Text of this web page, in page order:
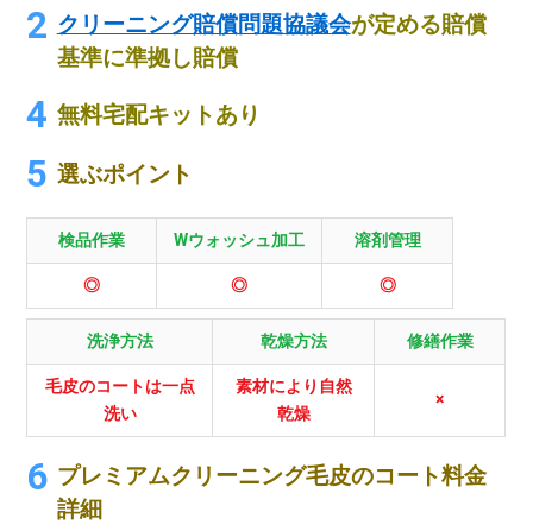
クリーニング賠償問題協議会が定める賠償
基準に準拠し賠償
無料宅配キットあり
選ぶポイント
検品作業 Wウォッシュ加工 溶剤管理
◎ ◎ ◎
洗浄方法 乾燥方法 修繕作業
毛皮のコートは一点
洗い
素材により自然
乾燥
×
プレミアムクリーニング毛皮のコート料金
詳細